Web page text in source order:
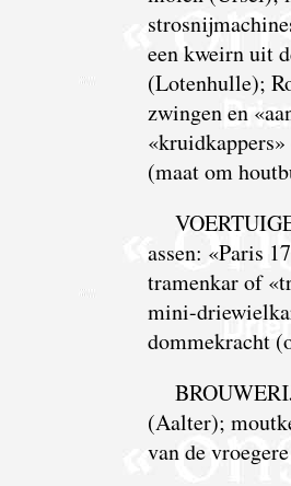
een kweirn uit
(Lotenhulle);
zwingen en
(maat om
assen: «Paris
tramenkar of
mini-
dommekracht
(Aalter);
van de